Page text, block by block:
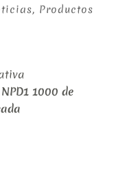
, Productos
1000 de